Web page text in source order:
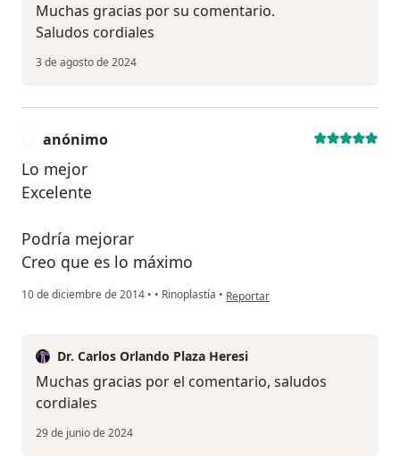
Muchas gracias por su comentario.
Saludos cordiales
3 de agosto de 2024
anónimo
Lo mejor
Excelente
Podría mejorar
Creo que es lo máximo
10 de diciembre de 2014 • • Rinoplastía • en opinión del usuario anónimo
Reportar
Dr. Carlos Orlando Plaza Heresi
Muchas gracias por el comentario, saludos
cordiales
29 de junio de 2024